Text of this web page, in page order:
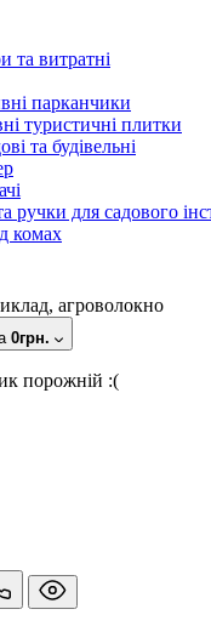
та витратні
парканчики
туристичні плитки
та будівельні
ручки для садового
комах
агроволокно
0грн.
порожній :(